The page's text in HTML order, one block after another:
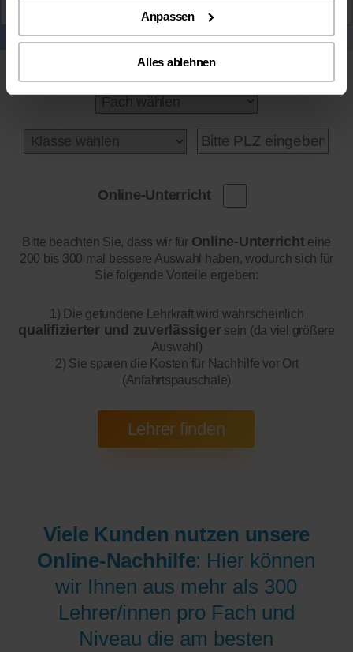
Anpassen
Alles ablehnen
Online-Unterricht
Bitte beachten Sie, dass wir für Online-Unterrichteine
200 bis 300 mal bessere Auswahl haben, wodurch sich für
Sie folgende Vorteile ergeben:
1) Die gefundene Lehrkraft wird wahrscheinlich
qualifizierter und zuverlässigersein (da viel größere
Auswahl)
2) Sie sparen die Kosten für Nachhilfe vor Ort
(Anfahrtspauschale)
Viele Kunden nutzen unsere
Online-Nachhilfe: Hier können
wir Ihnen aus mehr als 300
Lehrer/innen pro Fach und
Niveau die am besten